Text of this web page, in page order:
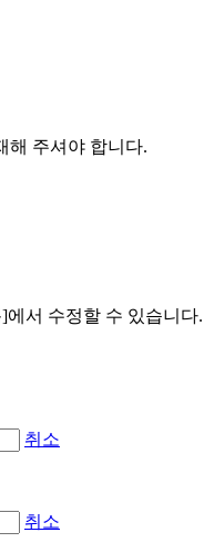
해 주셔야 합니다.
서 수정할 수 있습니다.
취소
취소